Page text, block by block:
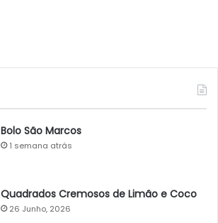
Bolo São Marcos
1 semana atrás
Quadrados Cremosos de Limão e Coco
26 Junho, 2026